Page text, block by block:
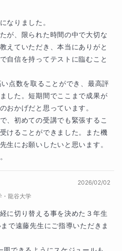
なりました。
が、限られた時間の中で大切な
えていただき、本当にありがと
自信を持ってテストに臨むこと
点数を取ることができ、最高評
した。短期間でここまで成果が
おかげだと思っています。
、初めての受講でも緊張するこ
けることができました。また機
生にお願いしたいと思います。
・龍谷大学
2026/02/02
に切り替える事を決めた３年生
で遠藤先生にご指導いただきま